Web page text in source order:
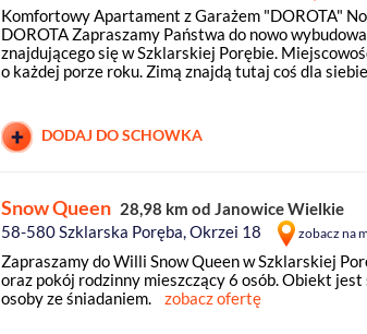
Komfortowy Apartament z Garażem "DOROTA"
DOROTA Zapraszamy Państwa do nowo
znajdującego się w Szklarskiej Porębie.
o każdej porze roku. Zimą znajdą tutaj coś dla
DODAJ DO SCHOWKA
Snow Queen 28,98 km od Janowice Wielkie
58-580 Szklarska Poręba, Okrzei 18 zobacz na
Zapraszamy do Willi Snow Queen w Szklarskiej
oraz pokój rodzinny mieszczący 6 osób. Obiekt jest
osoby ze śniadaniem.
zobacz ofertę